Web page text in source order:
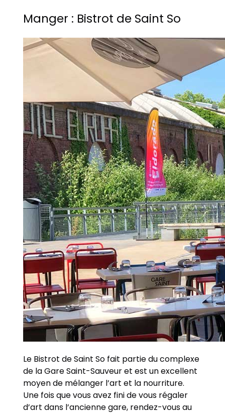
Manger : Bistrot de Saint So
Le Bistrot de Saint So fait partie du complexe
de la Gare Saint-Sauveur et est un excellent
moyen de mélanger l’art et la nourriture.
Une fois que vous avez fini de vous régaler
d’art dans l’ancienne gare, rendez-vous au